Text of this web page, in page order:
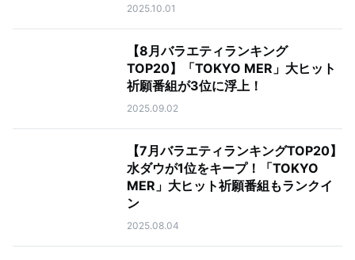
2025.10.01
【8月バラエティランキング
TOP20】「TOKYO MER」大ヒット
祈願番組が3位に浮上！
2025.09.02
【7月バラエティランキングTOP20】
水ダウが1位をキープ！「TOKYO
MER」大ヒット祈願番組もランクイ
ン
2025.08.04